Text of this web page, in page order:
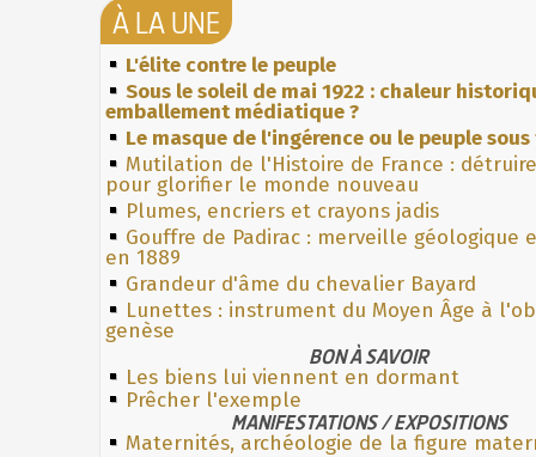
À LA UNE
L'élite contre le peuple
Sous le soleil de mai 1922 : chaleur
emballement médiatique ?
Le masque de l'ingérence ou le peuple
Mutilation de l'Histoire de France :
pour glorifier le monde nouveau
Plumes, encriers et crayons jadis
Gouffre de Padirac : merveille géologique
en 1889
Grandeur d'âme du chevalier Bayard
Lunettes : instrument du Moyen Âge à
genèse
BON À SAVOIR
Les biens lui viennent en dormant
Prêcher l'exemple
MANIFESTATIONS / EXPOSITIONS
Maternités, archéologie de la figure